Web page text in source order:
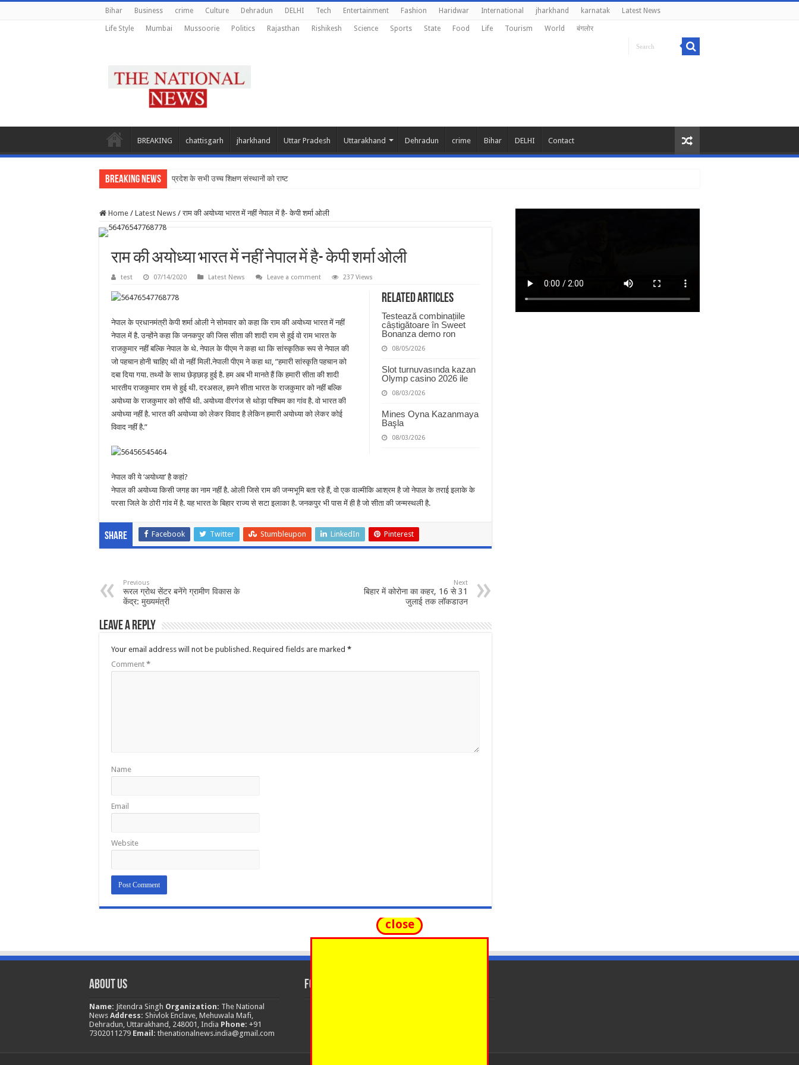
Bihar Business crime Culture Dehradun DELHI Tech Entertainment Fashion Haridwar International jharkhand karnatak Latest News
Life Style Mumbai Mussoorie Politics Rajasthan Rishikesh Science Sports State Food Life Tourism World बंगलोर
BREAKING chattisgarh jharkhand Uttar Pradesh Uttarakhand Dehradun crime Bihar DELHI Contact
Breaking News प्रदेश के सभी उच्च शिक्षण संस्थानों को राष्ट्रीय शिक्ष
Home / Latest News / राम की अयोध्या भारत में नहीं नेपाल में है- केपी शर्मा ओली
राम की अयोध्या भारत में नहीं नेपाल में है- केपी शर्मा ओली
test 07/14/2020 Latest News Leave a comment 237 Views
Related Articles
Testează combinațiile
câștigătoare în Sweet
Bonanza demo ron
08/05/2026
Slot turnuvasında kazan
Olymp casino 2026 ile
08/03/2026
Mines Oyna Kazanmaya
Başla
08/03/2026
नेपाल के प्रधानमंत्री केपी शर्मा ओली ने सोमवार को कहा कि राम की अयोध्या भारत में नहीं
नेपाल में है. उन्होंने कहा कि जनकपुर की जिस सीता की शादी राम से हुई वो राम भारत के
राजकुमार नहीं बल्कि नेपाल के थे. नेपाल के पीएम ने कहा था कि सांस्कृतिक रूप से नेपाल की
जो पहचान होनी चाहिए थी वो नहीं मिली.नेपाली पीएम ने कहा था, ”हमारी सांस्कृति पहचान को
दबा दिया गया. तथ्यों के साथ छेड़छाड़ हुई है. हम अब भी मानते हैं कि हमारी सीता की शादी
भारतीय राजकुमार राम से हुई थी. दरअसल, हमने सीता भारत के राजकुमार को नहीं बल्कि
अयोध्या के राजकुमार को सौंपी थी. अयोध्या वीरगंज से थोड़ा पश्चिम का गांव है. वो भारत की
अयोध्या नहीं है. भारत की अयोध्या को लेकर विवाद है लेकिन हमारी अयोध्या को लेकर कोई
विवाद नहीं है.”
नेपाल की ये ‘अयोध्या’ है कहां?
नेपाल की अयोध्या किसी जगह का नाम नहीं है. ओली जिसे राम की जन्मभूमि बता रहे हैं, वो एक वाल्मीकि आश्रम है जो नेपाल के तराई इलाके के
परसा जिले के ठोरी गांव में है. यह भारत के बिहार राज्य से सटा इलाका है. जनकपुर भी पास में ही है जो सीता की जन्मस्थली है.
Share Facebook Twitter Stumbleupon LinkedIn Pinterest
Previous
रूरल ग्रोथ सेंटर बनेंगे ग्रामीण विकास के
केंद्र: मुख्यमंत्री
Next
बिहार में कोरोना का कहर, 16 से 31
जुलाई तक लॉकडाउन
Leave a Reply
Your email address will not be published. Required fields are marked *
Comment *
Name
Email
Website
About Us
Name: Jitendra Singh Organization: The National
News Address: Shivlok Enclave, Mehuwala Mafi,
Dehradun, Uttarakhand, 248001, India Phone: +91
7302011279 Email: thenationalnews.india@gmail.com
FOLLOW US
close